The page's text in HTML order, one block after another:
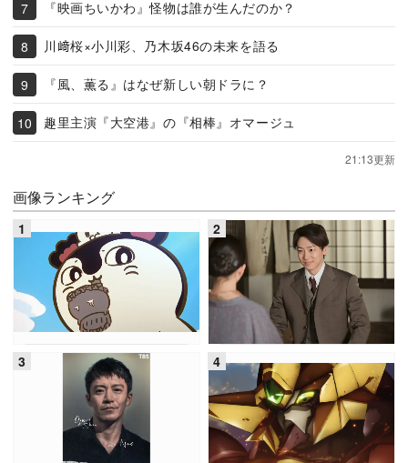
『映画ちいかわ』怪物は誰が生んだのか？
川﨑桜×小川彩、乃木坂46の未来を語る
『風、薫る』はなぜ新しい朝ドラに？
趣里主演『大空港』の『相棒』オマージュ
21:13更新
画像ランキング